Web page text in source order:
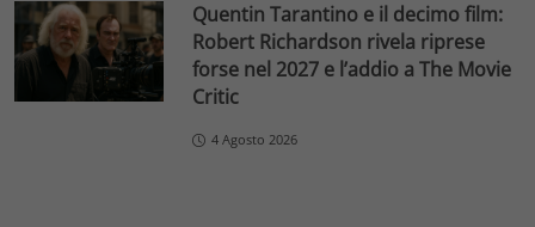
Quentin Tarantino e il decimo film:
Robert Richardson rivela riprese
forse nel 2027 e l’addio a The Movie
Critic
4 Agosto 2026